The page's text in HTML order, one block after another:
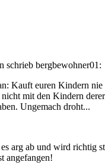
schrieb bergbewohner01:
Kauft euren Kindern nie
nicht mit den Kindern
Ungemach droht...
arg ab und wird richtig
angefangen!